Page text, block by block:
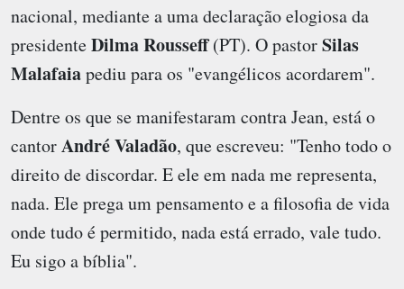
nacional, mediante a uma declaração elogiosa da
presidenteDilma Rousseff(PT). O pastorSilas
Malafaiapediu para os "evangélicos acordarem".
Dentre os que se manifestaram contra Jean, está o
cantorAndré Valadão, que escreveu: "Tenho todo o
direito de discordar. E ele em nada me representa,
nada. Ele prega um pensamento e a filosofia de vida
onde tudo é permitido, nada está errado, vale tudo.
Eu sigo a bíblia".